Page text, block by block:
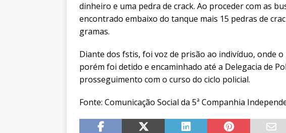
dinheiro e uma pedra de crack. Ao proceder com as
encontrado embaixo do tanque mais 15 pedras de
gramas.
Diante dos fstis, foi voz de prisão ao indivíduo, onde
porém foi detido e encaminhado até a Delegacia de
prosseguimento com o curso do ciclo policial.
Fonte: Comunicação Social da 5ª Companhia